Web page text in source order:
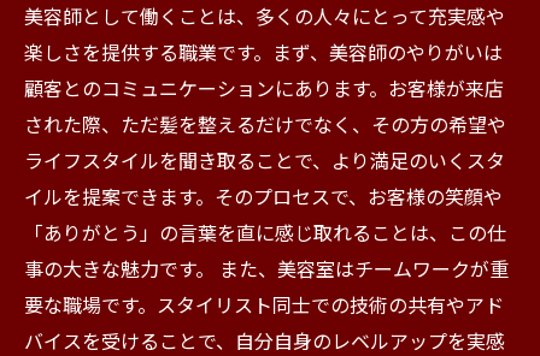
美容師として働くことは、多くの人々にとって充実感や
楽しさを提供する職業です。まず、美容師のやりがいは
顧客とのコミュニケーションにあります。お客様が来店
された際、ただ髪を整えるだけでなく、その方の希望や
ライフスタイルを聞き取ることで、より満足のいくスタ
イルを提案できます。そのプロセスで、お客様の笑顔や
「ありがとう」の言葉を直に感じ取れることは、この仕
事の大きな魅力です。 また、美容室はチームワークが重
要な職場です。スタイリスト同士での技術の共有やアド
バイスを受けることで、自分自身のレベルアップを実感